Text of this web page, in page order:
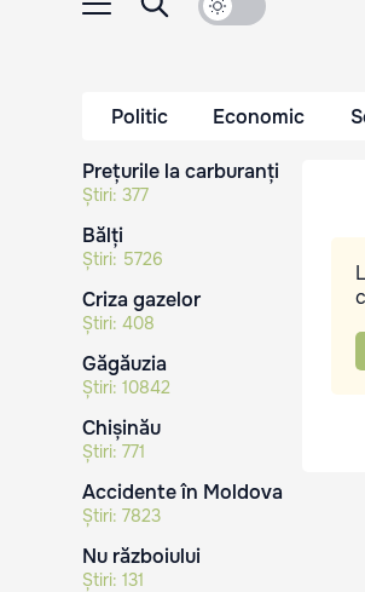
Politic Economic
Prețurile la carburanți
Știri: 377
Bălți
Știri: 5726
Criza gazelor
Știri: 408
Găgăuzia
Știri: 10842
Chișinău
Știri: 771
Accidente în Moldova
Știri: 7823
Nu războiului
Știri: 131